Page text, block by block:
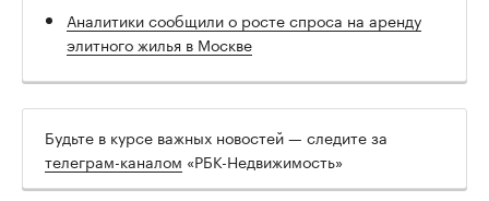
Аналитики сообщили о росте спроса на аренду
элитного жилья в Москве
Будьте в курсе важных новостей — следите за
телеграм-каналом «РБК-Недвижимость»